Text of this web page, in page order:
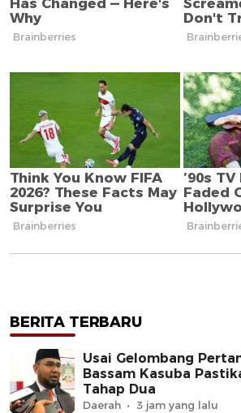
BERITA TERBARU
Usai Gelombang
Bassam Kasuba
Tahap Dua
Daerah 3 jam yang lalu